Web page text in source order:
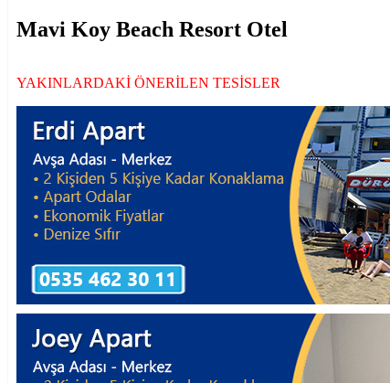
Mavi Koy Beach Resort Otel
YAKINLARDAKİ ÖNERİLEN TESİSLER